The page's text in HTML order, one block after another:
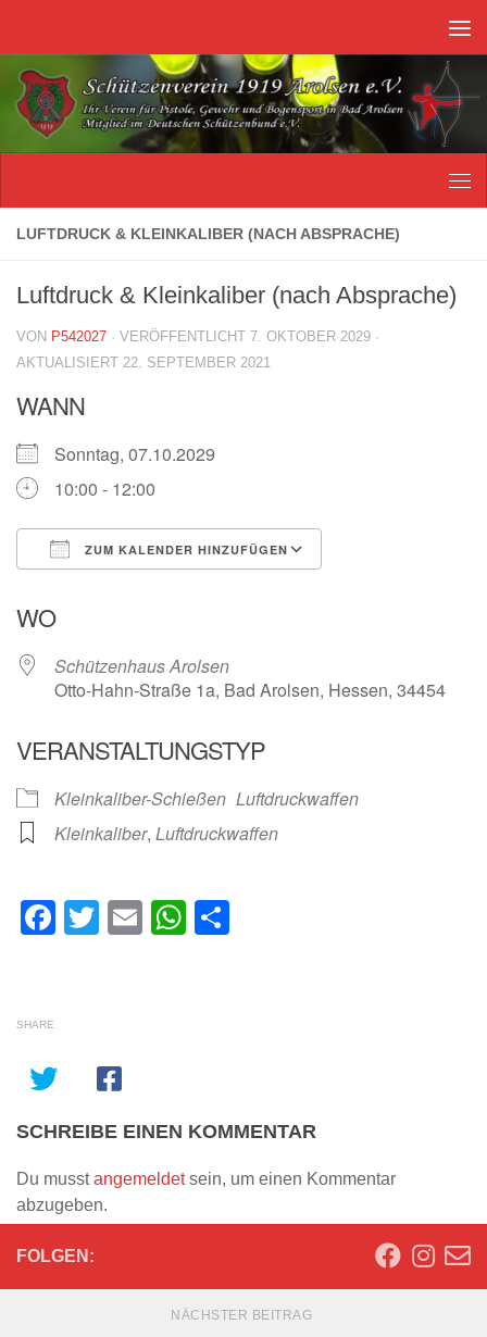
LUFTDRUCK & KLEINKALIBER (NACH ABSPRACHE)
Luftdruck & Kleinkaliber (nach Absprache)
VON P542027 · VERÖFFENTLICHT 7. OKTOBER 2029 ·
AKTUALISIERT 22. SEPTEMBER 2021
WANN
Sonntag, 07.10.2029
10:00 - 12:00
ZUM KALENDER HINZUFÜGEN
WO
Schützenhaus Arolsen
Otto-Hahn-Straße 1a, Bad Arolsen, Hessen, 34454
VERANSTALTUNGSTYP
Kleinkaliber-Schießen Luftdruckwaffen
Kleinkaliber, Luftdruckwaffen
Facebook
Twitter
EmailWhatsApp
SHARE
SCHREIBE EINEN KOMMENTAR
Du musstangemeldetsein, um einen Kommentar
abzugeben.
FOLGEN:
NÄCHSTER BEITRAG